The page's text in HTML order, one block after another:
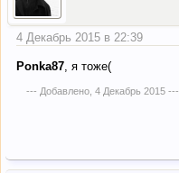
4 Декабрь 2015 в 22:39
Ponka87, я тоже(
--- Добавлено, 4 Декабрь 2015---